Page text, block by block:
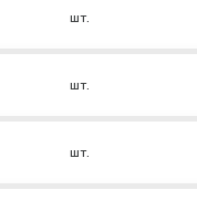
шт.
шт.
шт.